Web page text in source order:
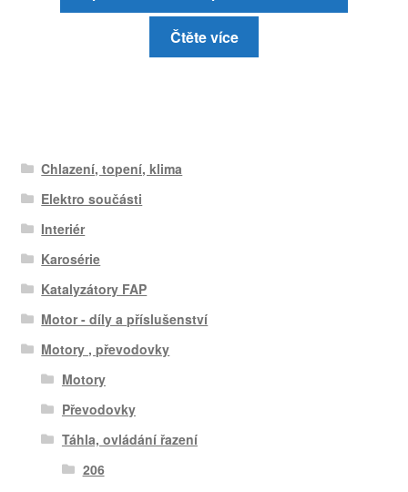
Čtěte více
Chlazení, topení, klima
Elektro součásti
Interiér
Karosérie
Katalyzátory FAP
Motor - díly a příslušenství
Motory , převodovky
Motory
Převodovky
Táhla, ovládání řazení
206